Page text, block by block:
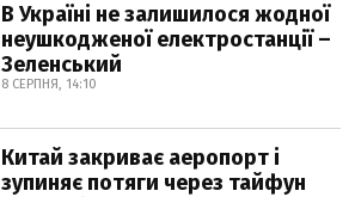
В Україні не залишилося жодної
неушкодженої електростанції –
Зеленський
8 СЕРПНЯ, 14:10
Китай закриває аеропорт і
зупиняє потяги через тайфун